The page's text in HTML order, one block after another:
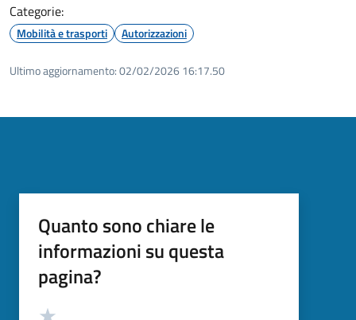
Categorie:
Mobilità e trasporti Autorizzazioni
Ultimo aggiornamento:02/02/2026 16:17.50
Quanto sono chiare le
informazioni su questa
pagina?
Valutazione